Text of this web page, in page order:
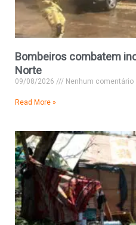
Bombeiros combatem
Norte
09/08/2026 Nenhum comentário
Read More »